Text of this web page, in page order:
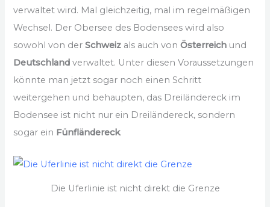
verwaltet wird. Mal gleichzeitig, mal im regelmäßigen
Wechsel. Der Obersee des Bodensees wird also
sowohl von derSchweiz als auch vonÖsterreich und
Deutschland verwaltet. Unter diesen Voraussetzungen
könnte man jetzt sogar noch einen Schritt
weitergehen und behaupten, das Dreiländereck im
Bodensee ist nicht nur ein Dreiländereck, sondern
sogar ein Fünfländereck.
Die Uferlinie ist nicht direkt die Grenze